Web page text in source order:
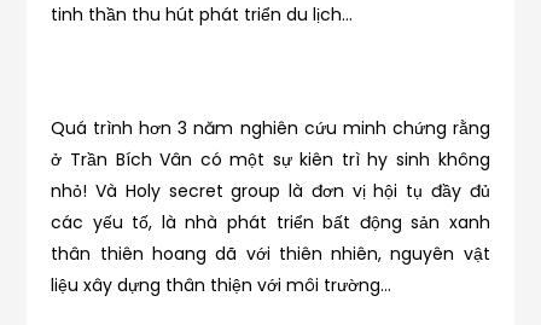
tinh thần thu hút phát triển du lịch…
Quá trình hơn 3 năm nghiên cứu minh chứng rằng
ở Trần Bích Vân có một sự kiên trì hy sinh không
nhỏ! Và Holy secret group là đơn vị hội tụ đầy đủ
các yếu tố, là nhà phát triển bất động sản xanh
thân thiên hoang dã với thiên nhiên, nguyên vật
liệu xây dựng thân thiện với môi trường…